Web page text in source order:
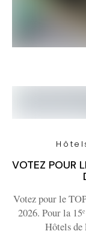
VOTEZ POUR
Votez pour le
2026. Pour la
Hôtels de